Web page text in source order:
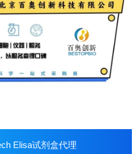
Elisa试剂盒代理